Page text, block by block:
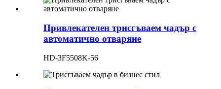
Привлекателен трисгъваем чадър с
автоматично отваряне
HD-3F5508K-56